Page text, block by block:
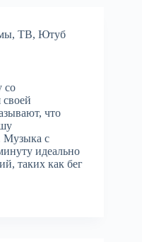
, ТВ, Ютуб
со
что
Музыка с
идеально
таких как бег